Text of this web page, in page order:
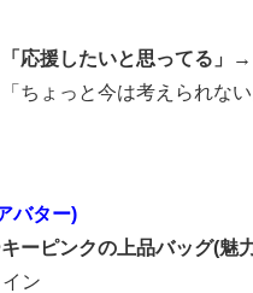
「応援したいと思ってる」→
ちょっと今は考えられない
バター)
ーピンクの上品バッグ(魅力
ン